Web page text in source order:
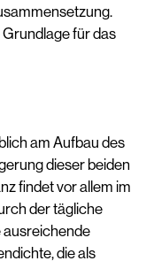
für das
am Aufbau des
dieser beiden
findet vor allem im
der tägliche
ausreichende
die als